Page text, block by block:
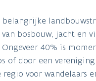
bosbouw, jacht en
40% is
of door een
voor wandelaars